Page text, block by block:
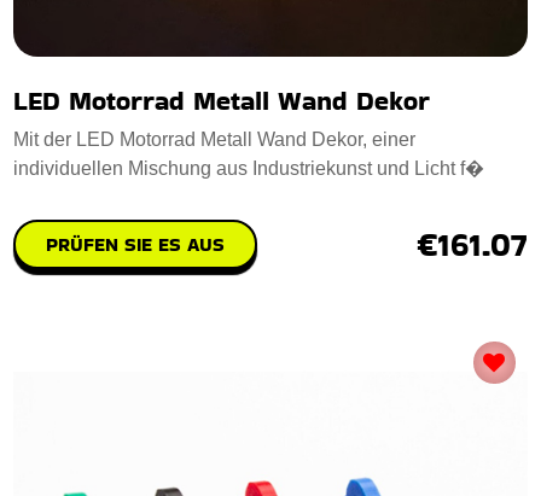
LED Motorrad Metall Wand Dekor
Mit der LED Motorrad Metall Wand Dekor, einer
individuellen Mischung aus Industriekunst und Licht f�
PRÜFEN SIE ES AUS €161.07